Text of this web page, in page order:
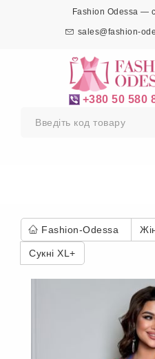
Fashion Odessa —
sales@fashion-
+380 50 580
Fashion-Odessa
Сукні XL+